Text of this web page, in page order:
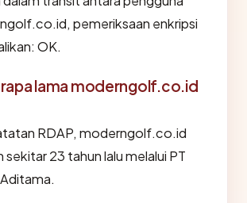
pemeriksaan enkripsi
OK.
lama moderngolf.co.id
RDAP, moderngolf.co.id
23 tahun lalu melalui PT